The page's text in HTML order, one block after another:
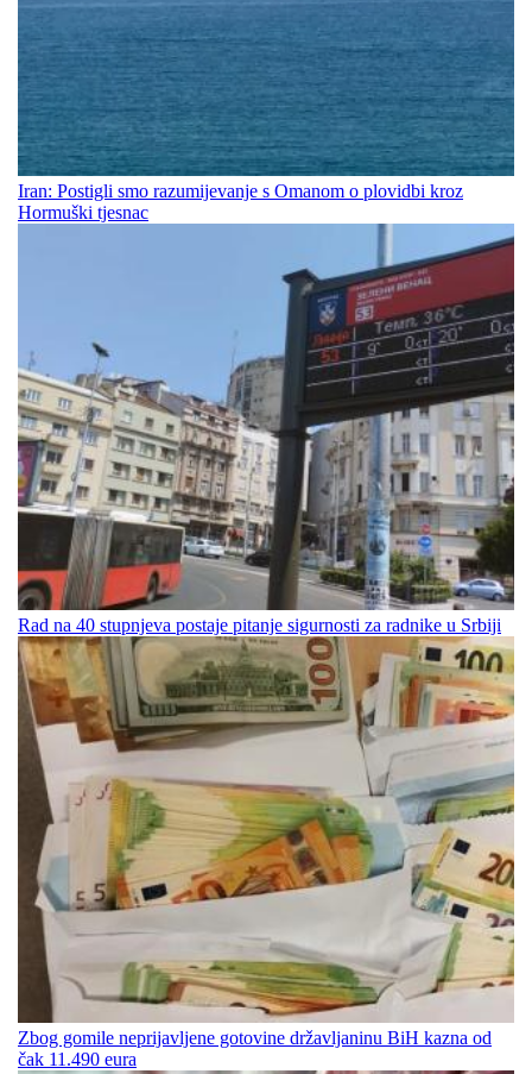
Iran: Postigli smo razumijevanje s Omanom o plovidbi kroz
Hormuški tjesnac
Rad na 40 stupnjeva postaje pitanje sigurnosti za radnike u Srbiji
Zbog gomile neprijavljene gotovine državljaninu BiH kazna od
čak 11.490 eura